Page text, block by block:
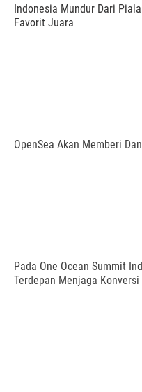
Indonesia Mundur Dari
Favorit Juara
OpenSea Akan Memberi
Pada One Ocean Summit
Terdepan Menjaga